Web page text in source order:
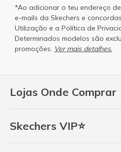
Lojas Onde Comprar
Skechers VIP⭐
*Ao adicionar o teu endereço
e-mails da Skechers e
Utilização e a Política de
Determinados modelos são
promoções. Ver mais detalhes.